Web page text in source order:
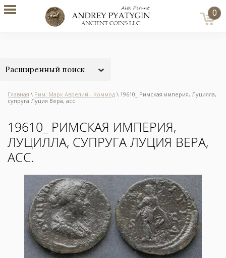
0
Расширенный поиск
Главная \ Рим: Марк Аврелий - Коммод \ 19610_ Римская империя, Луцилла,
супруга Луция Вера, асс.
19610_ РИМСКАЯ ИМПЕРИЯ,
ЛУЦИЛЛА, СУПРУГА ЛУЦИЯ ВЕРА,
АСС.